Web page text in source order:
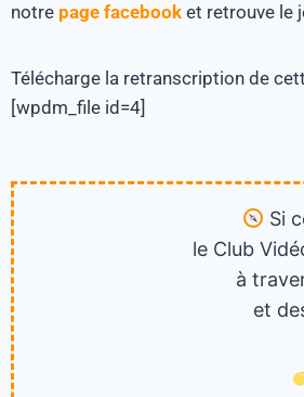
notre page facebook et retrouve le
Télécharge la retranscription de
[wpdm_file id=4]
Si
le Club
à
et